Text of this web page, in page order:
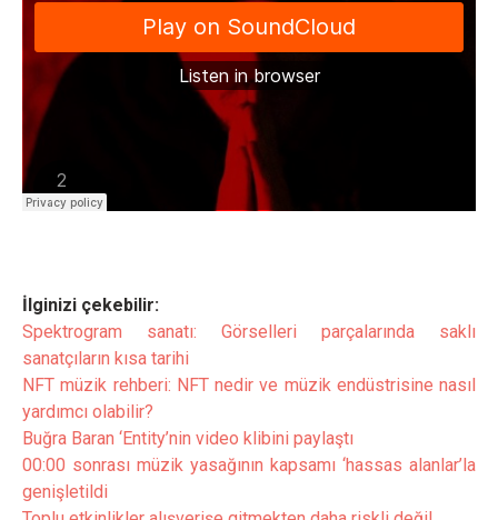
İlginizi çekebilir:
Spektrogram sanatı: Görselleri parçalarında saklı
sanatçıların kısa tarihi
NFT müzik rehberi: NFT nedir ve müzik endüstrisine nasıl
yardımcı olabilir?
Buğra Baran ‘Entity’nin video klibini paylaştı
00:00 sonrası müzik yasağının kapsamı ‘hassas alanlar’la
genişletildi